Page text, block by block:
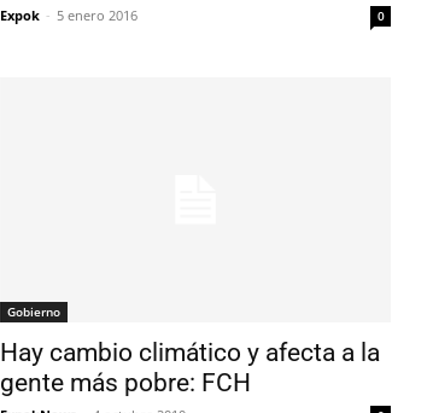
Expok - 5 enero 2016 0
Gobierno
Hay cambio climático y afecta a la
gente más pobre: FCH